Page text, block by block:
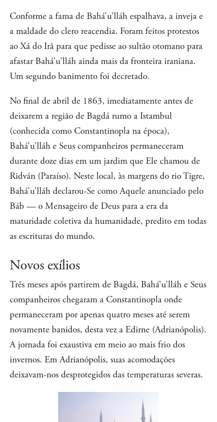
Conforme a fama de Bahá’u’lláh espalhava, a inveja e
a maldade do clero reacendia. Foram feitos protestos
ao Xá do Irã para que pedisse ao sultão otomano para
afastar Bahá’u’lláh ainda mais da fronteira iraniana.
Um segundo banimento foi decretado.
No final de abril de 1863, imediatamente antes de
deixarem a região de Bagdá rumo a Istambul
(conhecida como Constantinopla na época),
Bahá’u’lláh e Seus companheiros permaneceram
durante doze dias em um jardim que Ele chamou de
Ridván (Paraíso). Neste local, às margens do rio Tigre,
Bahá’u’lláh declarou-Se como Aquele anunciado pelo
Báb — o Mensageiro de Deus para a era da
maturidade coletiva da humanidade, predito em todas
as escrituras do mundo.
Novos exílios
Três meses após partirem de Bagdá, Bahá’u’lláh e Seus
companheiros chegaram a Constantinopla onde
permaneceram por apenas quatro meses até serem
novamente banidos, desta vez a Edirne (Adrianópolis).
A jornada foi exaustiva em meio ao mais frio dos
invernos. Em Adrianópolis, suas acomodações
deixavam-nos desprotegidos das temperaturas severas.